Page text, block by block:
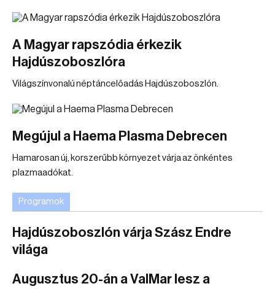
A Magyar rapszódia érkezik
Hajdúszoboszlóra
Világszínvonalú néptáncelőadás Hajdúszoboszlón.
Megújul a Haema Plasma Debrecen
Hamarosan új, korszerűbb környezet várja az önkéntes
plazmaadókat.
Programok
Hajdúszoboszlón várja Szász Endre
világa
Augusztus 20-án a ValMar lesz a